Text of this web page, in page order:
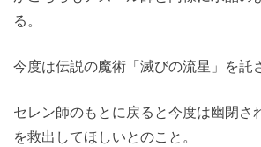
る。
今度は伝説の魔術「滅びの流星」を託
セレン師のもとに戻ると今度は幽閉さ
を救出してほしいとのこと。